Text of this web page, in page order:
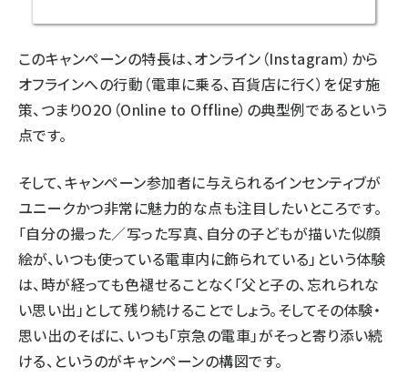
このキャンペーンの特長は、オンライン（Instagram）から
オフラインへの行動（電車に乗る、百貨店に行く）を促す施
策、つまりO2O（Online to Offline）の典型例であるという
点です。
そして、キャンペーン参加者に与えられるインセンティブが
ユニークかつ非常に魅力的な点も注目したいところです。
「自分の撮った／写った写真、自分の子どもが描いた似顔
絵が、いつも使っている電車内に飾られている」という体験
は、時が経っても色褪せることなく「父と子の、忘れられな
い思い出」として残り続けることでしょう。そしてその体験・
思い出のそばに、いつも「京急の電車」がそっと寄り添い続
ける、というのがキャンペーンの構図です。